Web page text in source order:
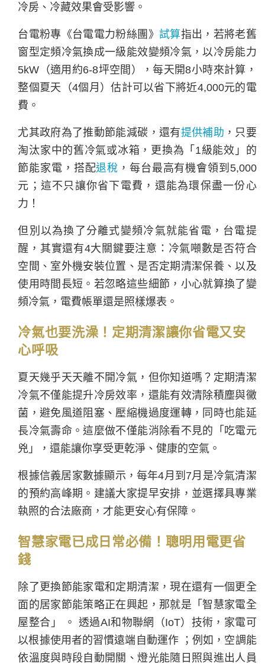
冷房、冷藏效果會受影響。
台電粉專《台電電力粉絲團》 試算指出，若將老舊
窗型定頻冷氣換成一級能效變頻冷氣，以冷房能力
5kW（適用約6-8坪空間），每天開8小時來計算，
整個夏天（4個月）估計可以省下將近4,000元的電
費。
尤其政府為了推動節能減碳，還有提供補助 ，只要
淘汰家中的舊冷氣或冰箱，更換為「1級能效」的
節能家電，搭配退稅 ，每台最高有機會領到5,000
元；這不只讓你省下電費，還能為環保盡一份心
力！
但別以為換了分離式變頻冷氣就能省電，台電提
醒，其實還有4大關鍵要注意：冷氣噸數是否符合
空間、室外機安裝位置、是否定期清潔保養、以及
使用時間長短。若忽略這些細節，小心就算換了變
頻冷氣，電費帳單還是照樣爆表。
冷氣也要洗澡！定期清潔讓你省電又安
心呼吸
夏天幾乎天天離不開冷氣，但你知道嗎？定期清潔
冷氣不僅能提升冷房效率，還能有效清除積塵與黴
菌，避免風道阻塞、壓縮機過度運轉，同時也能延
長冷氣壽命。這麼做不僅能消除看不見的「吃電元
兇」，還能讓你享受更乾淨、健康的空氣。
根據信義居家數據顯示，每年4月到7月是冷氣清潔
的預約高峰期。建議大家提早安排，並選擇具專業
執照的合法廠商，才能更安心有保障。
智慧家電已成日常必備！聰明用電更省
錢
除了更換節能家電和定期清潔，現在還有一個更全
面的居家節能策略正在興起，那就是「智慧家電全
屋整合」 。 透過AI和物聯網（IoT）技術，家電可
以根據使用者的習慣遠端自動運作 ；例如，空調能
依溫度與時段自動開關、燈光能隨日照與進出人員